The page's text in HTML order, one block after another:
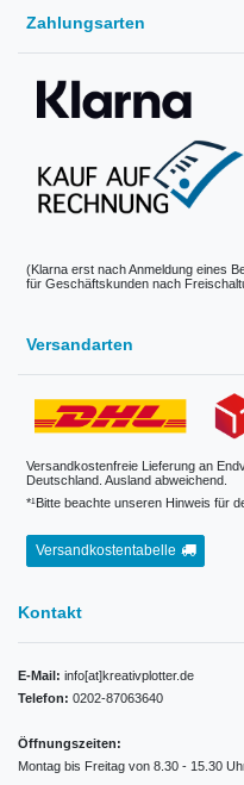
Zahlungsarten
(Klarna erst nach Anmeldung eines
für Geschäftskunden nach
Versandarten
Versandkostenfreie Lieferung an
Deutschland. Ausland abweichend.
*¹Bitte beachte unseren Hinweis für
Versandkostentabelle
Kontakt
E-Mail: info[at]kreativplotter.de
Telefon: 0202-87063640
Öffnungszeiten:
Montag bis Freitag von 8.30 - 15.30